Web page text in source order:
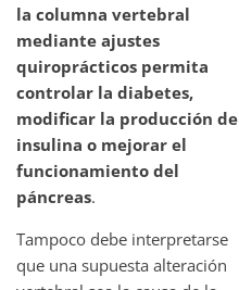
la columna vertebral
mediante ajustes
quiroprácticos permita
controlar la diabetes,
modificar la producción de
insulina o mejorar el
funcionamiento del
páncreas.
Tampoco debe interpretarse
que una supuesta alteración